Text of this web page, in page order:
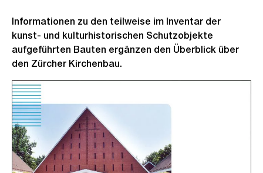
Informationen zu den teilweise im Inventar der
kunst- und kulturhistorischen Schutzobjekte
aufgeführten Bauten ergänzen den Überblick über
den Zürcher Kirchenbau.